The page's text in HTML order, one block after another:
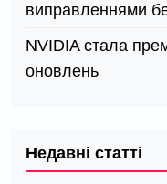
виправленнями
NVIDIA стала
оновлень
Недавні статті